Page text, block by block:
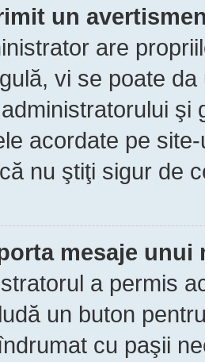
un
are
vi se poate
şi
acordate pe
nu ştiţi sigur de
mesaje unui
a permis
un buton
cu paşii